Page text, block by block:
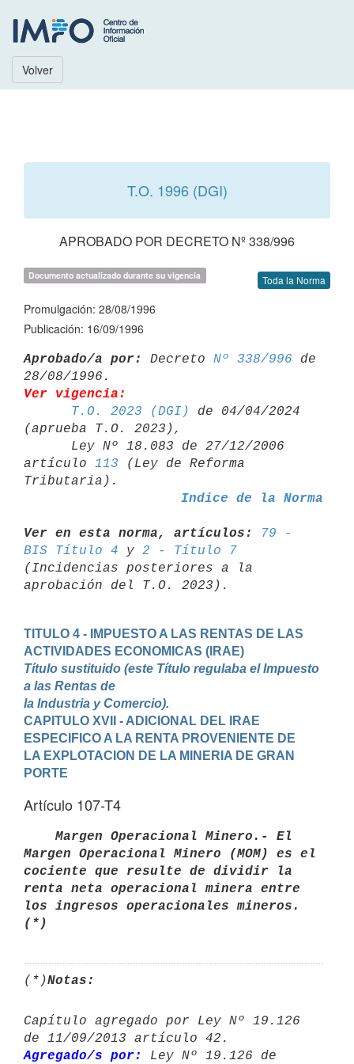
Volver
T.O. 1996 (DGI)
APROBADO POR DECRETO Nº 338/996
Documento actualizado durante su vigencia Toda la Norma
Promulgación: 28/08/1996
Publicación: 16/09/1996
Aprobado/a por: Decreto Nº 338/996 de
Ver vigencia:
T.O. 2023 (DGI)
de 04/04/2024
(aprueba T.O. 2023),
artículo 113 (Ley de Reforma
Indice de la Norma
Ver en esta norma, artículos:
79 -
BIS Título 4 y 2 - Título 7
(Incidencias posteriores a la
TITULO 4 - IMPUESTO A LAS RENTAS DE LAS
Título sustituido (este Título regulaba el Impuesto
a las Rentas de
la Industria y Comercio).
CAPITULO XVII - ADICIONAL DEL IRAE
ESPECIFICO A LA RENTA PROVENIENTE DE
LA EXPLOTACION DE LA MINERIA DE GRAN
PORTE
Artículo 107-T4
   Margen Operacional Minero.- El
Margen Operacional Minero (MOM) es el
cociente que resulte de dividir la
renta neta operacional minera entre
los ingresos operacionales mineros.
(*)
(*)Notas:
Capítulo agregado por Ley Nº 19.126
Agregado/s por:
Ley Nº 19.126 de